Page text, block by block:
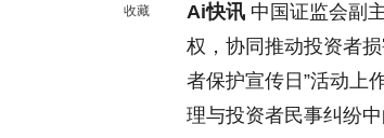
Ai快讯 中国证监会副
权，协同推动投资者
者保护宣传日”活动上
理与投资者民事纠纷
收藏